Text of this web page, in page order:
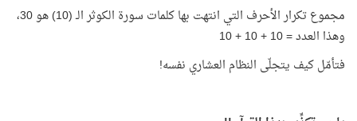
مجموع تكرار الأحرف التي انتهت بها كلمات سورة الكوثر الـ (10) هو 30،
وهذا العدد = 10 + 10 + 10
فتأمّل كيف يتجلّى النظام العشاري نفسه!